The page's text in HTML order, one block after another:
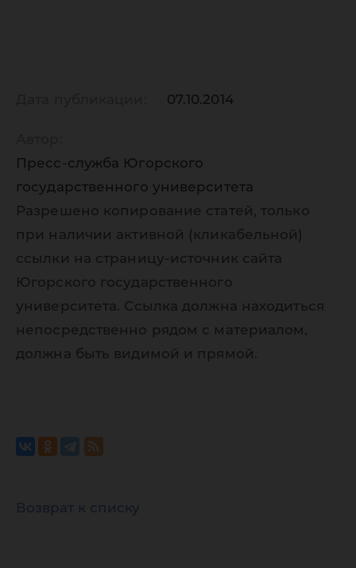
07.10.2014
Пресс-служба Югорского
государственного университета
Разрешено копирование статей, только
при наличии активной (кликабельной)
ссылки на страницу-источник сайта
Югорского государственного
университета. Ссылка должна находиться
непосредственно рядом с материалом,
должна быть видимой и прямой.
Возврат к списку